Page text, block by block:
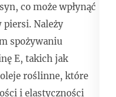
co może wpłynąć
piersi. Należy
spożywaniu
E, takich jak
roślinne, które
i elastyczności